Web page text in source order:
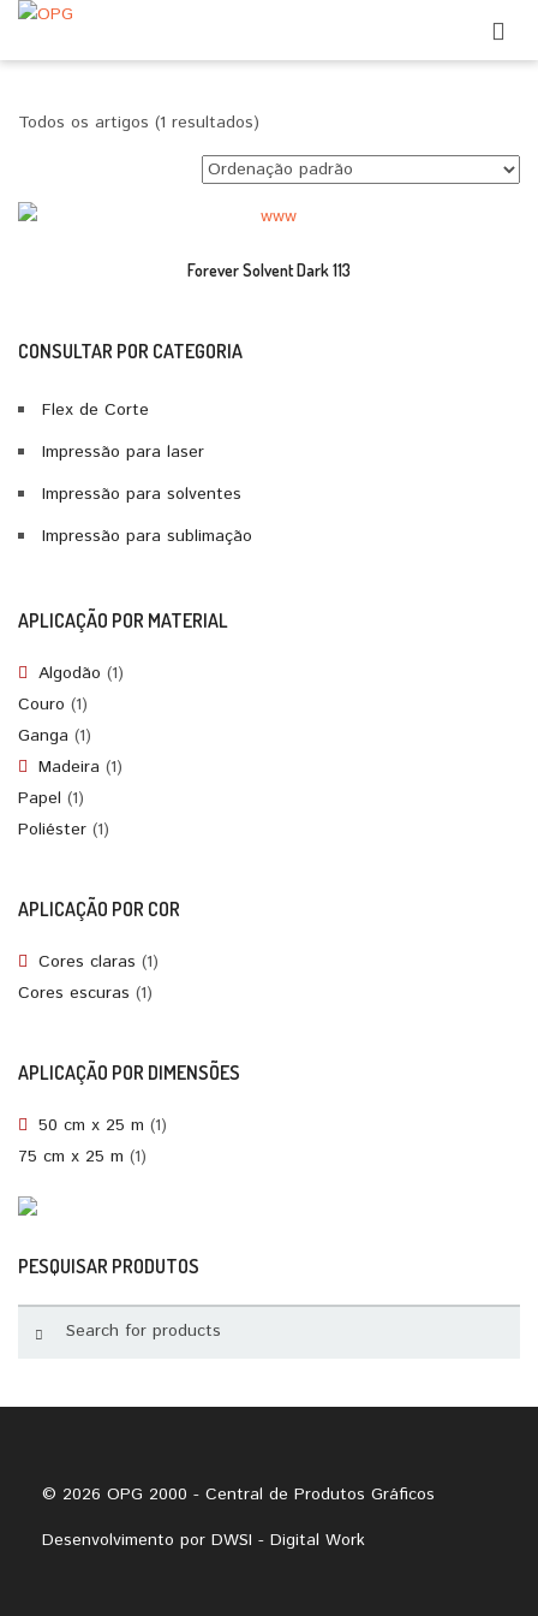
Todos os artigos (1 resultados)
Forever Solvent Dark 113
CONSULTAR POR CATEGORIA
Flex de Corte
Impressão para laser
Impressão para solventes
Impressão para sublimação
APLICAÇÃO POR MATERIAL
Algodão (1)
Couro (1)
Ganga (1)
Madeira (1)
Papel (1)
Poliéster (1)
APLICAÇÃO POR COR
Cores claras (1)
Cores escuras (1)
APLICAÇÃO POR DIMENSÕES
50 cm x 25 m (1)
75 cm x 25 m (1)
PESQUISAR PRODUTOS
© 2026 OPG 2000 - Central de Produtos Gráficos
Desenvolvimento por DWSI - Digital Work